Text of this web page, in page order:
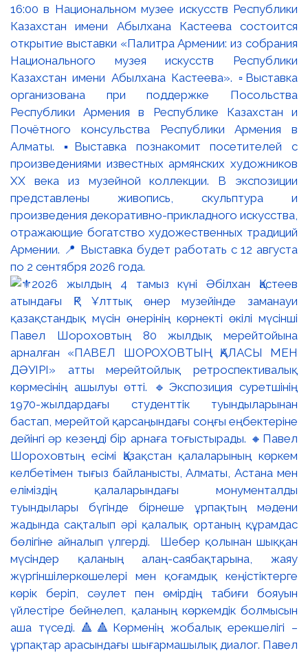
16:00 в Национальном музее искусств Республики
Казахстан имени Абылхана Кастеева состоится
открытие выставки «Палитра Армении: из собрания
Национального музея искусств Республики
Казахстан имени Абылхана Кастеева». ▫️Выставка
организована при поддержке Посольства
Республики Армения в Республике Казахстан и
Почётного консульства Республики Армения в
Алматы. ▪️Выставка познакомит посетителей с
произведениями известных армянских художников
XX века из музейной коллекции. В экспозиции
представлены живопись, скульптура и
произведения декоративно-прикладного искусства,
отражающие богатство художественных традиций
Армении. 📍 Выставка будет работать с 12 августа
по 2 сентября 2026 года.